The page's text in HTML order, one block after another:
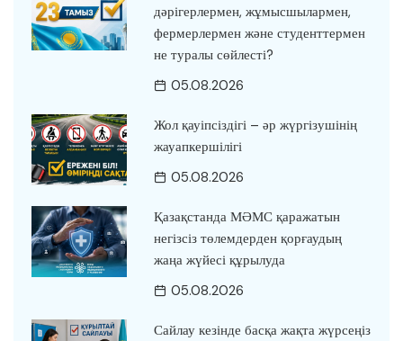
дәрігерлермен, жұмысшылармен,
фермерлермен және студенттермен
не туралы сөйлесті?
05.08.2026
Жол қауіпсіздігі – әр жүргізушінің
жауапкершілігі
05.08.2026
Қазақстанда МӘМС қаражатын
негізсіз төлемдерден қорғаудың
жаңа жүйесі құрылуда
05.08.2026
Сайлау кезінде басқа жақта жүрсеңіз